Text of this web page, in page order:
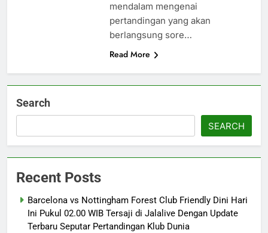
mendalam mengenai
pertandingan yang akan
berlangsung sore…
Read More
Search
SEARCH
Recent Posts
Barcelona vs Nottingham Forest Club Friendly Dini Hari
Ini Pukul 02.00 WIB Tersaji di Jalalive Dengan Update
Terbaru Seputar Pertandingan Klub Dunia